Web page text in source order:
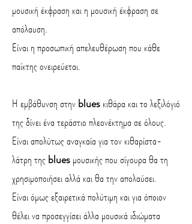
μουσική έκφραση και η μουσική έκφραση σε
απόλαυση.
Είναι η προσωπική απελευθέρωση που κάθε
παίκτης ονειρεύεται.
Η εμβάθυνση στηνbluesκιθάρα και το λεξιλόγιό
της δίνει ένα τεράστιο πλεονέκτημα σε όλους.
Είναι απολύτως αναγκαία για τον κιθαρίστα-
λάτρη τηςbluesμουσικής που σίγουρα θα τη
χρησιμοποιήσει αλλά και θα την απολαύσει.
Είναι όμως εξαιρετικά πολύτιμη και για όποιον
θέλει να προσεγγίσει άλλα μουσικά ιδιώματα